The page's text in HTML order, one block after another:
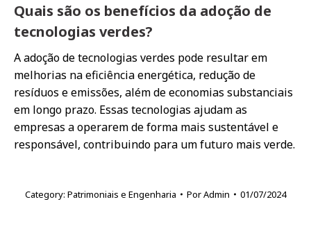
Quais são os benefícios da adoção de
tecnologias verdes?
A adoção de tecnologias verdes pode resultar em
melhorias na eficiência energética, redução de
resíduos e emissões, além de economias substanciais
em longo prazo. Essas tecnologias ajudam as
empresas a operarem de forma mais sustentável e
responsável, contribuindo para um futuro mais verde.
Category: Patrimoniais e Engenharia PorAdmin 01/07/2024